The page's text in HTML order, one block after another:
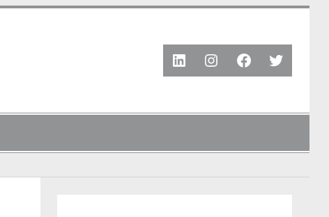
LinkedInInstagram
Facebook
Twitter